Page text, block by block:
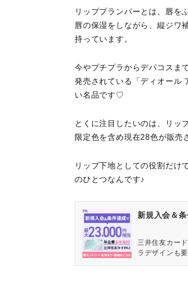
リッププランパーとは、唇を
唇の保湿をしながら、縦ジワ
持っています。
今やプチプラからデパコスま
発売されている「ディオール
い名品です♡
とくに注目したいのは、リッ
限定色を含め現在28色が販売
リップ下地としての役割だけ
のひとつなんです♪
新規入会＆
三井住友カー
ラデザインも